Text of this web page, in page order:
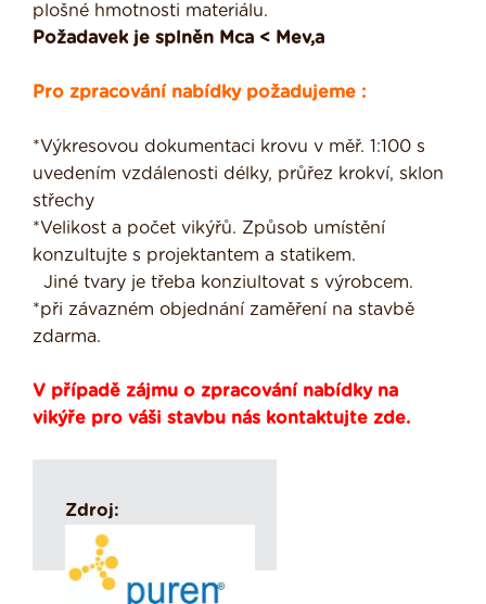
plošné hmotnosti materiálu.
Požadavek je splněn Mca < Mev,a
Pro zpracování nabídky požadujeme :
*Výkresovou dokumentaci krovu v měř. 1:100 s
uvedením vzdálenosti délky, průřez krokví, sklon
střechy
*Velikost a počet vikýřů. Způsob umístění
konzultujte s projektantem a statikem.
Jiné tvary je třeba konziultovat s výrobcem.
*při závazném objednání zaměření na stavbě
zdarma.
V případě zájmu o zpracování nabídky na
vikýře pro váši stavbu nás kontaktujte zde.
Zdroj: